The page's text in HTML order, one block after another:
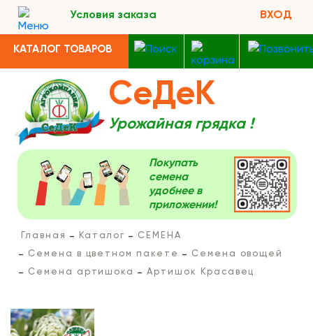
Условия заказа ВХОД
КАТАЛОГ ТОВАРОВ
СеДеК
Урожайная грядка !
Покупать
семена
удобнее в
приложении!
Главная Каталог
СЕМЕНА
Семена в цветном пакете
Семена овощей
Семена артишока
Артишок Красавец